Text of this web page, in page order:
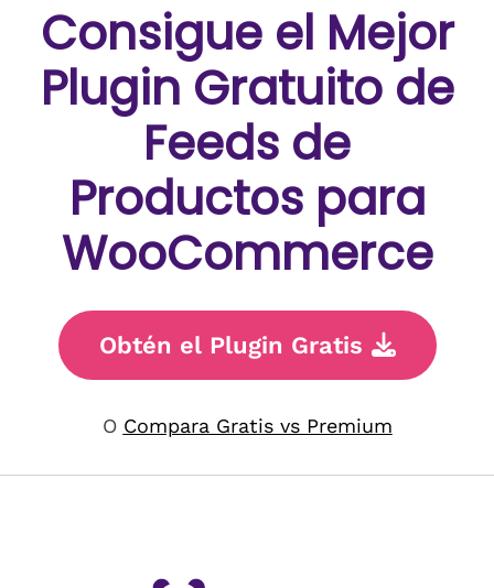
Consigue el Mejor
Plugin Gratuito de
Feeds de
Productos para
WooCommerce
Obtén el Plugin Gratis
O Compara Gratis vs Premium